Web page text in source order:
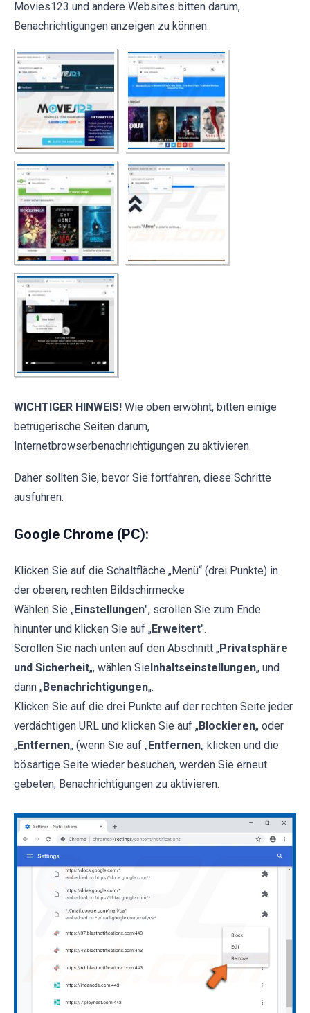
Movies123 und andere Websites bitten darum,
Benachrichtigungen anzeigen zu können:
WICHTIGER HINWEIS! Wie oben erwöhnt, bitten einige
betrügerische Seiten darum,
Internetbrowserbenachrichtigungen zu aktivieren.
Daher sollten Sie, bevor Sie fortfahren, diese Schritte
ausführen:
Google Chrome (PC):
Klicken Sie auf die Schaltfläche „Menü“ (drei Punkte) in
der oberen, rechten Bildschirmecke
Wählen Sie „Einstellungen", scrollen Sie zum Ende
hinunter und klicken Sie auf „Erweitert".
Scrollen Sie nach unten auf den Abschnitt „Privatsphäre
und Sicherheit„, wählen Sie Inhaltseinstellungen„ und
dann „Benachrichtigungen„.
Klicken Sie auf die drei Punkte auf der rechten Seite jeder
verdächtigen URL und klicken Sie auf „Blockieren„ oder
„Entfernen„ (wenn Sie auf „Entfernen„ klicken und die
bösartige Seite wieder besuchen, werden Sie erneut
gebeten, Benachrichtigungen zu aktivieren.